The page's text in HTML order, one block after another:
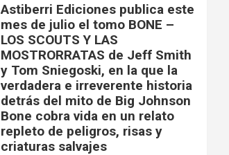
Astiberri Ediciones publica este
mes de julio el tomo BONE –
LOS SCOUTS Y LAS
MOSTRORRATAS de Jeff Smith
y Tom Sniegoski, en la que la
verdadera e irreverente historia
detrás del mito de Big Johnson
Bone cobra vida en un relato
repleto de peligros, risas y
criaturas salvajes